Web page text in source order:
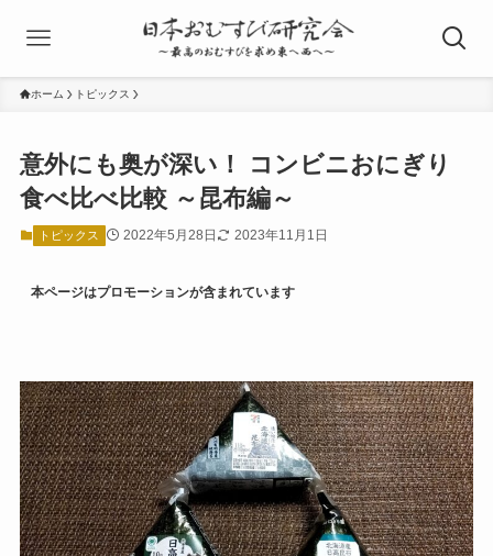
ホーム トピックス
意外にも奥が深い！ コンビニおにぎり
食べ比べ比較 ～昆布編～
トピックス 2022年5月28日 2023年11月1日
本ページはプロモーションが含まれています